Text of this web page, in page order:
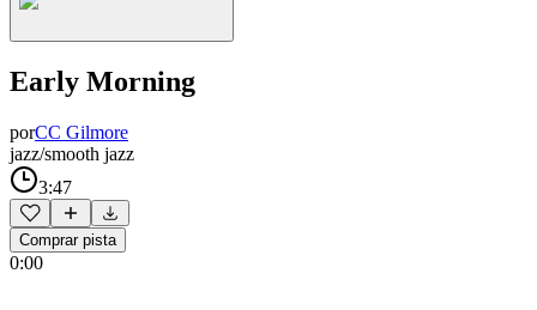
Early Morning
porCC Gilmore
jazz/smooth jazz
3:47
Comprar pista
0:00